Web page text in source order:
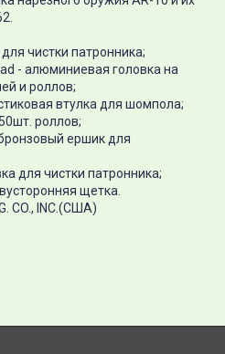
.
чистки патронника;
- алюминиевая головка на
и роллов;
втулка для шомпола;
роллов;
ершик для
для чистки патронника;
щетка.
CO., INC.(США)